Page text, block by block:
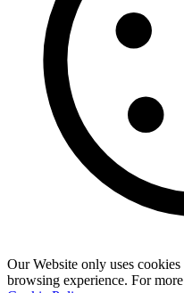
Our Website only uses
browsing experience. For